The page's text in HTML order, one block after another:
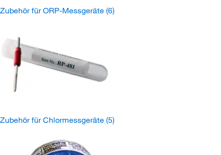
Zubehör für ORP-Messgeräte (6)
Zubehör für Chlormessgeräte (5)